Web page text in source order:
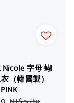
字母 蝴
（韓國製）
PINK
Regular
NT$ 1,380